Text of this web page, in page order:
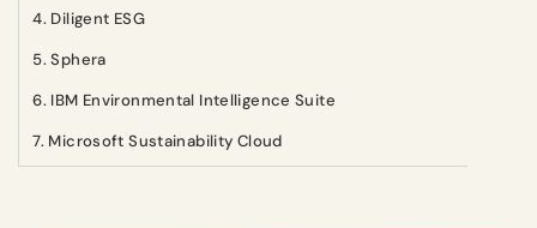
4. Diligent ESG
5. Sphera
6. IBM Environmental Intelligence Suite
7. Microsoft Sustainability Cloud